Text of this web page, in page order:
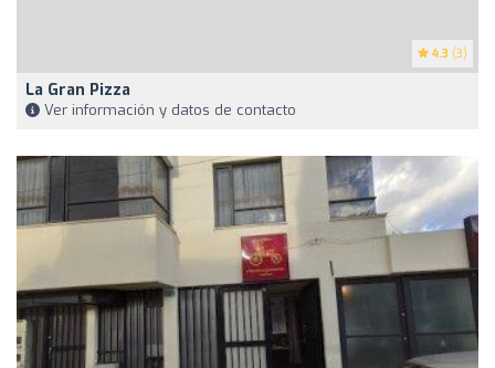
4.3 (3)
La Gran Pizza
Ver información y datos de contacto